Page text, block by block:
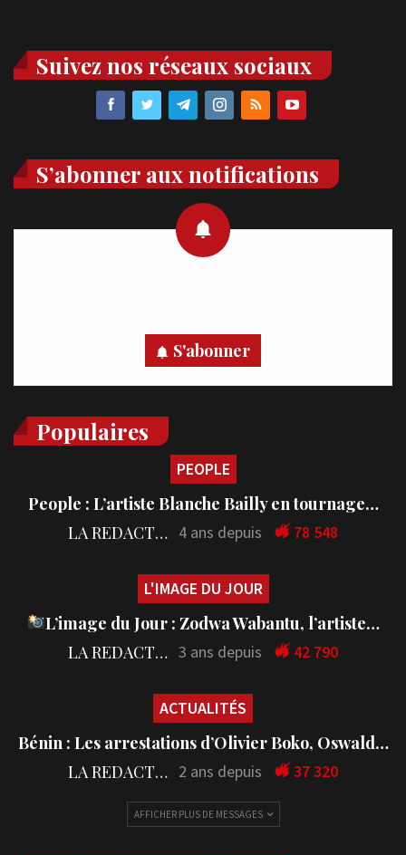
Suivez nos réseaux sociaux
S’abonner aux notifications
S'abonner
Populaires
PEOPLE
People : L’artiste Blanche Bailly en tournage…
LA REDACTION 4 ans depuis 78 548
L'IMAGE DU JOUR
L’image du Jour : Zodwa Wabantu, l’artiste…
LA REDACTION 3 ans depuis 42 790
ACTUALITÉS
Bénin : Les arrestations d’Olivier Boko, Oswald…
LA REDACTION 2 ans depuis 37 320
AFFICHER PLUS DE MESSAGES